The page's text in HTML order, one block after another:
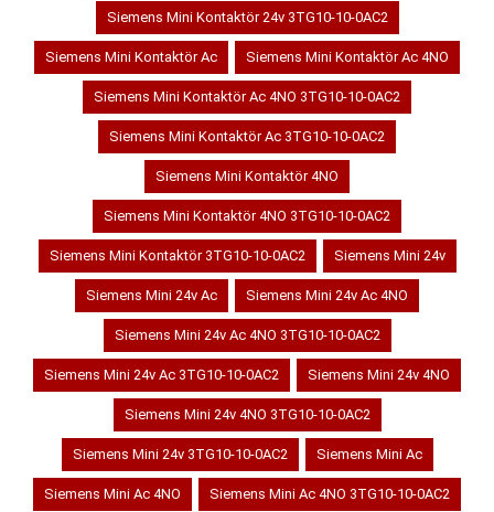
Siemens Mini Kontaktör 24v 3TG10-10-0AC2
Siemens Mini Kontaktör Ac Siemens Mini Kontaktör Ac 4NO
Siemens Mini Kontaktör Ac 4NO 3TG10-10-0AC2
Siemens Mini Kontaktör Ac 3TG10-10-0AC2
Siemens Mini Kontaktör 4NO
Siemens Mini Kontaktör 4NO 3TG10-10-0AC2
Siemens Mini Kontaktör 3TG10-10-0AC2 Siemens Mini 24v
Siemens Mini 24v Ac Siemens Mini 24v Ac 4NO
Siemens Mini 24v Ac 4NO 3TG10-10-0AC2
Siemens Mini 24v Ac 3TG10-10-0AC2 Siemens Mini 24v 4NO
Siemens Mini 24v 4NO 3TG10-10-0AC2
Siemens Mini 24v 3TG10-10-0AC2 Siemens Mini Ac
Siemens Mini Ac 4NO Siemens Mini Ac 4NO 3TG10-10-0AC2